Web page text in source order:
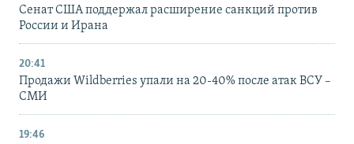
Сенат США поддержал расширение санкций против
России и Ирана
20:41
Продажи Wildberries упали на 20-40% после атак ВСУ –
СМИ
19:46